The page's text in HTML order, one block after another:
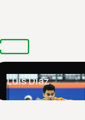
Luis Díaz
Clube Atual:Bayern
Passagens:Junior
Porto e Liverpool